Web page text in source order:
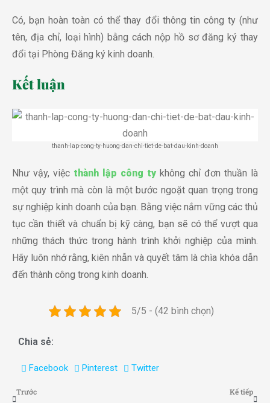
Có, bạn hoàn toàn có thể thay đổi thông tin công ty (như
tên, địa chỉ, loại hình) bằng cách nộp hồ sơ đăng ký thay
đổi tại Phòng Đăng ký kinh doanh.
Kết luận
thanh-lap-cong-ty-huong-dan-chi-tiet-de-bat-dau-kinh-doanh
Như vậy, việc thành lập công ty không chỉ đơn thuần là
một quy trình mà còn là một bước ngoặt quan trọng trong
sự nghiệp kinh doanh của bạn. Bằng việc nắm vững các thủ
tục cần thiết và chuẩn bị kỹ càng, bạn sẽ có thể vượt qua
những thách thức trong hành trình khởi nghiệp của mình.
Hãy luôn nhớ rằng, kiên nhẫn và quyết tâm là chìa khóa dẫn
đến thành công trong kinh doanh.
5/5 - (42 bình chọn)
Chia sẻ:
Facebook Pinterest Twitter
Trước Kế tiếp